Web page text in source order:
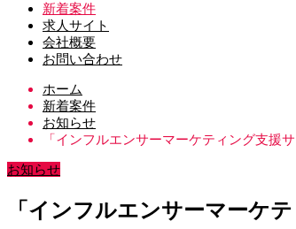
新着案件
求人サイト
会社概要
お問い合わせ
ホーム
新着案件
お知らせ
「インフルエンサーマーケティング支援
お知らせ
「インフルエンサーマーケ